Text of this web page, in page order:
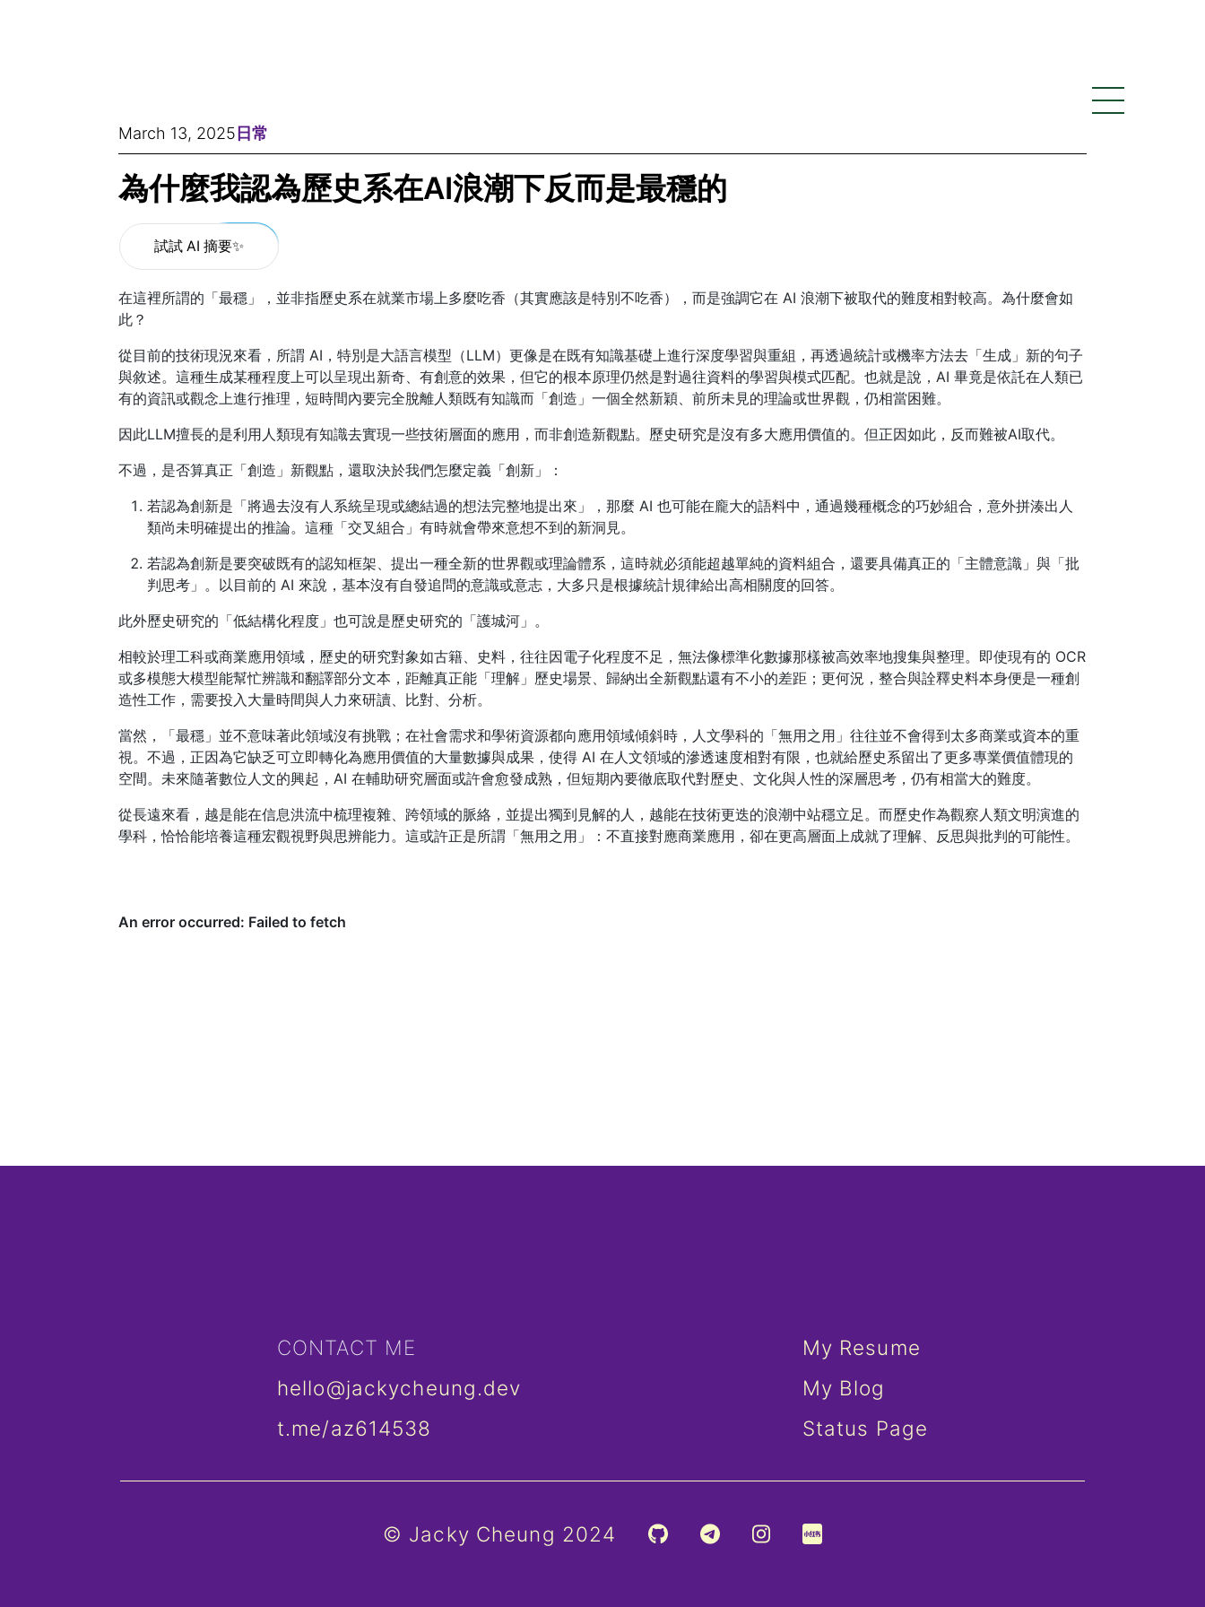
March 13, 2025 日常
為什麼我認為歷史系在AI浪潮下反而是最穩的
試試 AI 摘要✨
在這裡所謂的「最穩」，並非指歷史系在就業市場上多麼吃香（其實應該是特別不吃香），而是強調它在 AI 浪潮下被取代的難度相對較高。為什麼會如
此？
從目前的技術現況來看，所謂 AI，特別是大語言模型（LLM）更像是在既有知識基礎上進行深度學習與重組，再透過統計或機率方法去「生成」新的句子
與敘述。這種生成某種程度上可以呈現出新奇、有創意的效果，但它的根本原理仍然是對過往資料的學習與模式匹配。也就是說，AI 畢竟是依託在人類已
有的資訊或觀念上進行推理，短時間內要完全脫離人類既有知識而「創造」一個全然新穎、前所未見的理論或世界觀，仍相當困難。
因此LLM擅長的是利用人類現有知識去實現一些技術層面的應用，而非創造新觀點。歷史研究是沒有多大應用價值的。但正因如此，反而難被AI取代。
不過，是否算真正「創造」新觀點，還取決於我們怎麼定義「創新」：
若認為創新是「將過去沒有人系統呈現或總結過的想法完整地提出來」，那麼 AI 也可能在龐大的語料中，通過幾種概念的巧妙組合，意外拼湊出人
類尚未明確提出的推論。這種「交叉組合」有時就會帶來意想不到的新洞見。
若認為創新是要突破既有的認知框架、提出一種全新的世界觀或理論體系，這時就必須能超越單純的資料組合，還要具備真正的「主體意識」與「批
判思考」。以目前的 AI 來說，基本沒有自發追問的意識或意志，大多只是根據統計規律給出高相關度的回答。
此外歷史研究的「低結構化程度」也可說是歷史研究的「護城河」。
相較於理工科或商業應用領域，歷史的研究對象如古籍、史料，往往因電子化程度不足，無法像標準化數據那樣被高效率地搜集與整理。即使現有的 OCR
或多模態大模型能幫忙辨識和翻譯部分文本，距離真正能「理解」歷史場景、歸納出全新觀點還有不小的差距；更何況，整合與詮釋史料本身便是一種創
造性工作，需要投入大量時間與人力來研讀、比對、分析。
當然，「最穩」並不意味著此領域沒有挑戰；在社會需求和學術資源都向應用領域傾斜時，人文學科的「無用之用」往往並不會得到太多商業或資本的重
視。不過，正因為它缺乏可立即轉化為應用價值的大量數據與成果，使得 AI 在人文領域的滲透速度相對有限，也就給歷史系留出了更多專業價值體現的
空間。未來隨著數位人文的興起，AI 在輔助研究層面或許會愈發成熟，但短期內要徹底取代對歷史、文化與人性的深層思考，仍有相當大的難度。
從長遠來看，越是能在信息洪流中梳理複雜、跨領域的脈絡，並提出獨到見解的人，越能在技術更迭的浪潮中站穩立足。而歷史作為觀察人類文明演進的
學科，恰恰能培養這種宏觀視野與思辨能力。這或許正是所謂「無用之用」：不直接對應商業應用，卻在更高層面上成就了理解、反思與批判的可能性。
CONTACT ME
hello@jackycheung.dev
t.me/az614538
My Resume
My Blog
Status Page
© Jacky Cheung 2024